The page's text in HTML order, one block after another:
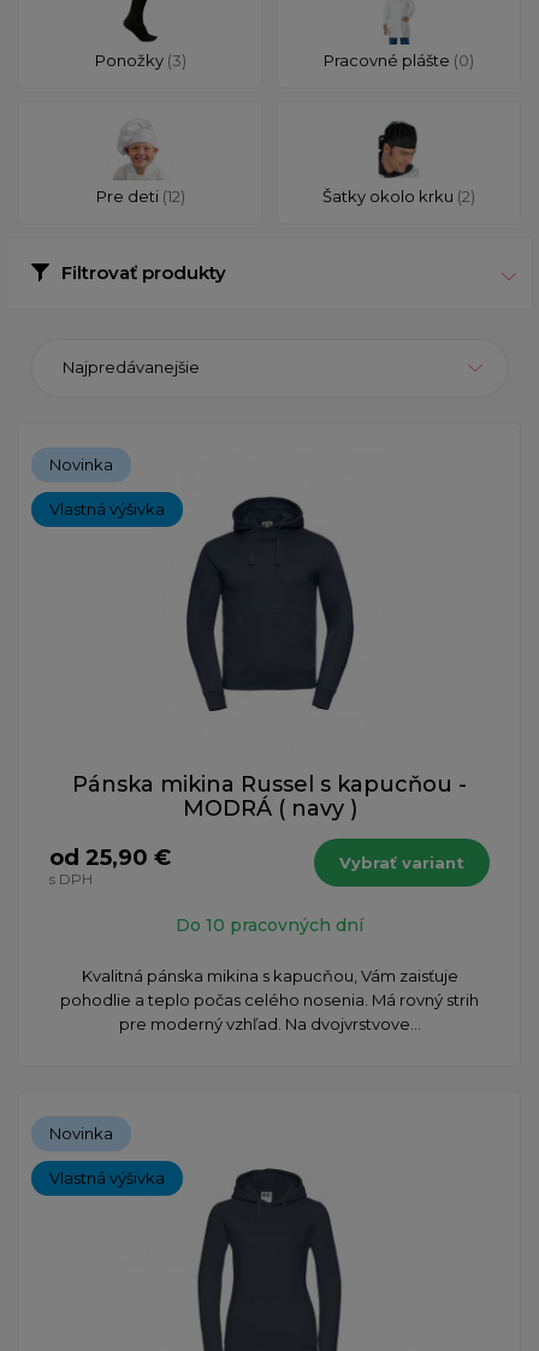
Ponožky (3) Pracovné plášte (0)
Pre deti (12) Šatky okolo krku (2)
Filtrovať produkty
Najpredávanejšie
Novinka
Vlastná výšivka
Pánska mikina Russel s kapucňou -
MODRÁ ( navy )
od 25,90 €
s DPH
Vybrať variant
Do 10 pracovných dní
Kvalitná pánska mikina s kapucňou, Vám zaisťuje
pohodlie a teplo počas celého nosenia. Má rovný strih
pre moderný vzhľad. Na dvojvrstvove...
Novinka
Vlastná výšivka